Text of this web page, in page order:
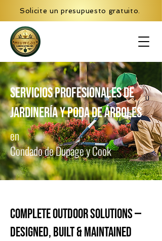
Solicite un presupuesto gratuito.
Servicios profesionales de
jardinería y poda de árboles
en
Condado de Dupage y Cook
Complete Outdoor Solutions —
Designed, Built & Maintained